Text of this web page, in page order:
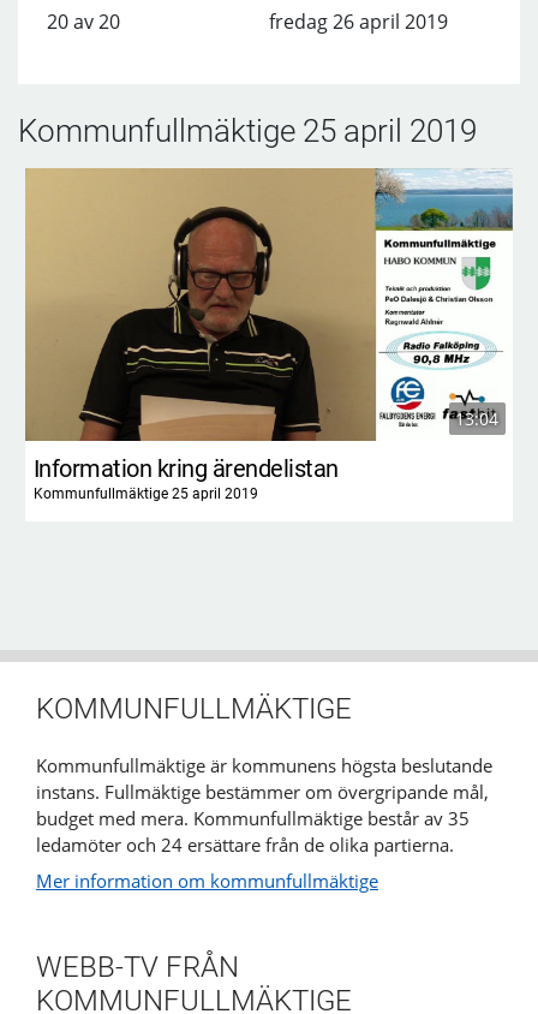
20 av 20 fredag 26 april 2019
Kommunfullmäktige 25 april 2019
13:04
Information kring ärendelistan
Kommunfullmäktige 25 april 2019
KOMMUNFULLMÄKTIGE
Kommunfullmäktige är kommunens högsta beslutande
instans. Fullmäktige bestämmer om övergripande mål,
budget med mera. Kommunfullmäktige består av 35
ledamöter och 24 ersättare från de olika partierna.
Mer information om kommunfullmäktige
WEBB-TV FRÅN
KOMMUNFULLMÄKTIGE